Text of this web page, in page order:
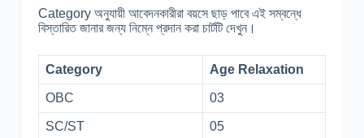
Category অনুযায়ী আবেদনকারীরা বয়সে ছাড় পাবে এই সম্বন্ধে
বিস্তারিত জানার জন্য নিম্নে প্রদান করা চার্টটি দেখুন।
Category Age Relaxation
OBC 03
SC/ST 05